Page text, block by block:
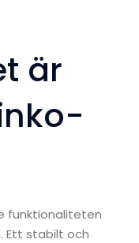
är
funktionaliteten
Ett stabilt och